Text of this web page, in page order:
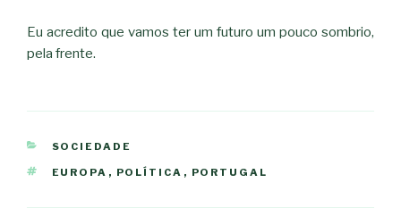
Eu acredito que vamos ter um futuro um pouco sombrio,
pela frente.
CATEGORIAS
SOCIEDADE
ETIQUETAS
EUROPA , POLÍTICA , PORTUGAL